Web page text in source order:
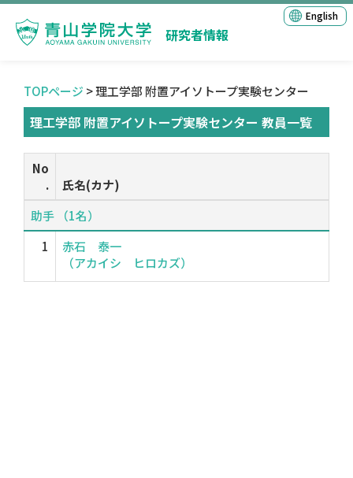
研究者情報
English
TOPページ > 理工学部 附置アイソトープ実験センター
理工学部 附置アイソトープ実験センター 教員一覧
No
.
氏名(カナ)
助手 （1名）
1
赤石 泰一
（アカイシ ヒロカズ）